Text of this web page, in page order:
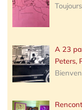
A 23
Peters,